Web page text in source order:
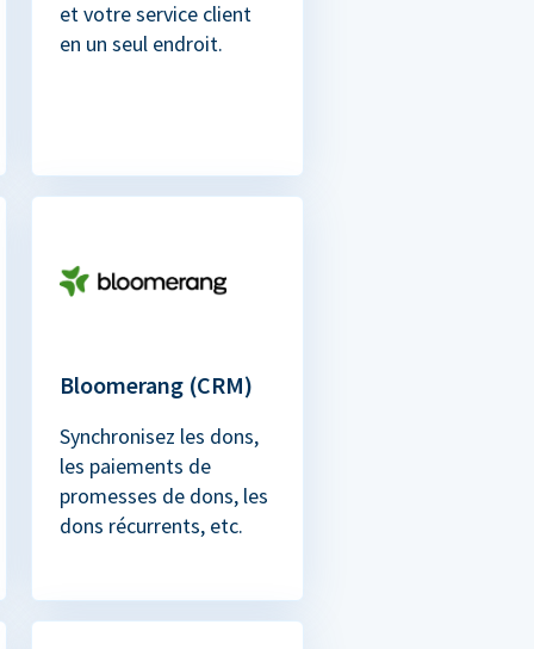
et votre service client
en un seul endroit.
Bloomerang (CRM)
Synchronisez les dons,
les paiements de
promesses de dons, les
dons récurrents, etc.